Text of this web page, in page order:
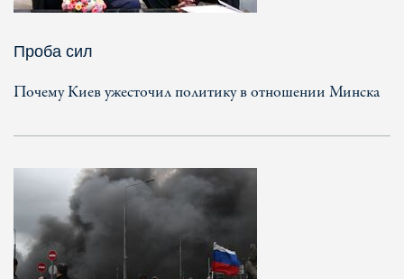
Проба сил
Почему Киев ужесточил политику в отношении Минска